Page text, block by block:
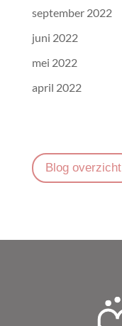
september 2022
juni 2022
mei 2022
april 2022
Blog overzicht